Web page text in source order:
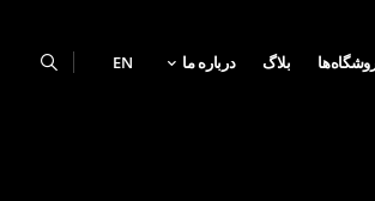
بلاگ درباره ما EN